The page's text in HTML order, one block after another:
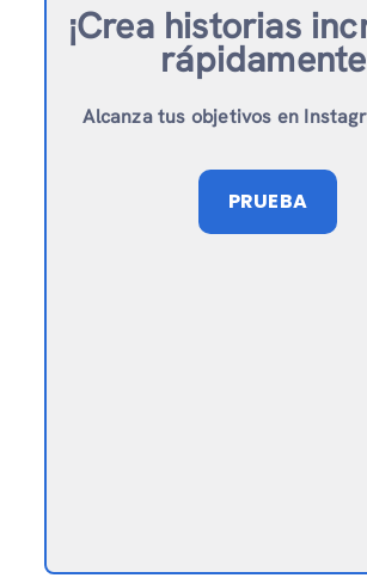
¡Crea historias
Alcanza tus objetivos en
PRUEBA